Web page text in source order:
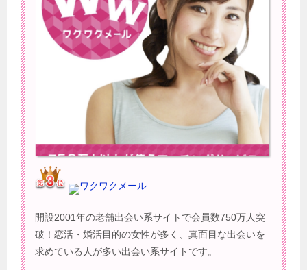
ワクワクメール
開設2001年の老舗出会い系サイトで会員数750万人突
破！恋活・婚活目的の女性が多く、真面目な出会いを
求めている人が多い出会い系サイトです。